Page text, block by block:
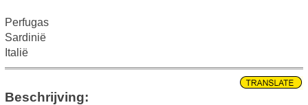
Perfugas
Sardinië
Italië
Beschrijving: